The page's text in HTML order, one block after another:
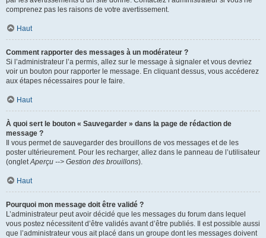
comprenez pas les raisons de votre avertissement.
Haut
Comment rapporter des messages à un modérateur ?
Si l’administrateur l’a permis, allez sur le message à signaler et vous devriez
voir un bouton pour rapporter le message. En cliquant dessus, vous accéderez
aux étapes nécessaires pour le faire.
Haut
À quoi sert le bouton « Sauvegarder » dans la page de rédaction de
message ?
Il vous permet de sauvegarder des brouillons de vos messages et de les
poster ultérieurement. Pour les recharger, allez dans le panneau de l’utilisateur
(ongletAperçu --> Gestion des brouillons).
Haut
Pourquoi mon message doit être validé ?
L’administrateur peut avoir décidé que les messages du forum dans lequel
vous postez nécessitent d’être validés avant d’être publiés. Il est possible aussi
que l’administrateur vous ait placé dans un groupe dont les messages doivent